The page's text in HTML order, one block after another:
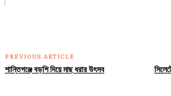
PREVIOUS ARTICLE
শান্তিগঞ্জে বড়শি দিয়ে মাছ ধরার উৎসব